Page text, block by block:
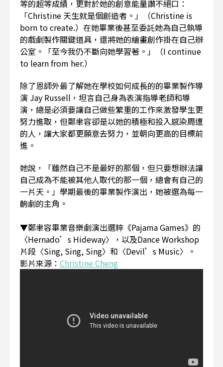
等的超等成績，更對於她的創意能量讚不絕口：
「Christine 天生就是個創造者。」（Christine is
born to create.）在她畢業後甚至委託她為自己執導
的戲劇製作關鍵道具，還將她的繪畫創作掛在自己辦
公室。「至今我仍不斷向她學習著。」（I continue
to learn from her.）
除了恩師外最了解她在學校如何成長的的畢業製作導
演 Jay Russell，坦言自己身為表演指導老師和導
演，總是必須要讓自己做些繁重的工作來激發學生更
努力進取，但鄭聿容卻是以她的積極和投入感染周遭
的人，讓大家都更願意去努力，並朝向更高的目標前
進。
她說，「雖然自己不是最好的那個，但只要想辦法讓
自己成為不能被其他人取代的那一個，總會有自己的
一片天。」學期最後的畢業製作演出，她被選為每一
齣劇的主角。
▼鄭聿容畢業音樂劇演出選粹《Pajama Games》的
〈Hernado’s Hideway〉，以及Dance Workshop
片段〈Sing, Sing, Sing〉和〈Devil’s Music〉。
影片來源： Christine Cheng